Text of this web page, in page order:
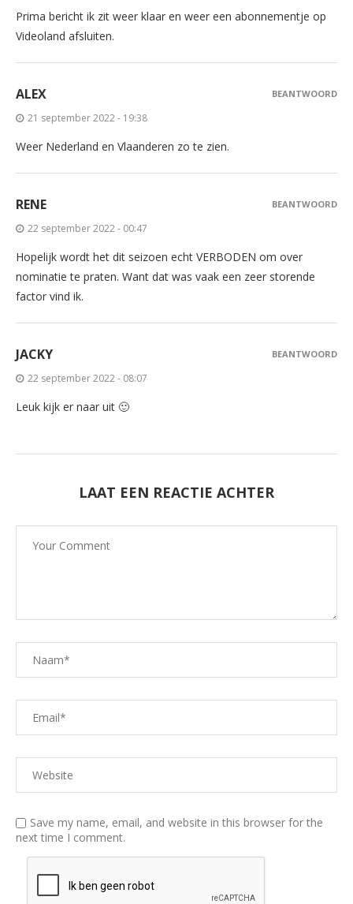
Prima bericht ik zit weer klaar en weer een abonnementje op
Videoland afsluiten.
ALEX
21 september 2022 - 19:38
Weer Nederland en Vlaanderen zo te zien.
BEANTWOORD
RENE
22 september 2022 - 00:47
Hopelijk wordt het dit seizoen echt VERBODEN om over
nominatie te praten. Want dat was vaak een zeer storende
factor vind ik.
BEANTWOORD
JACKY
22 september 2022 - 08:07
Leuk kijk er naar uit 🙂
BEANTWOORD
LAAT EEN REACTIE ACHTER
Save my name, email, and website in this browser for the
next time I comment.